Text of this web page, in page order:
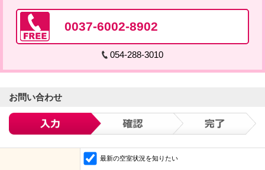
0037-6002-8902
054-288-3010
お問い合わせ
最新の空室状況を知りたい